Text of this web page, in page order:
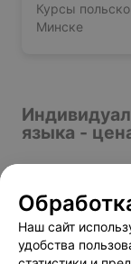
Курсы
Минске
языка -
Абонемент на 12
месяц по
Абонемент на 4
месяц по
Наш сайт
удобства